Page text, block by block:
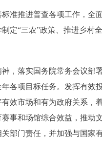
推进普查各项工作，全
定“三农”政策、推进乡村
落实国务院常务会议部
各项目标任务。发挥有效
效市场和有为政府关系，
事和场馆综合效益，推动
部门责任，并加强与国家